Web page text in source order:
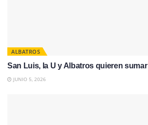
ALBATROS
San Luis, la U y Albatros quieren sumar
JUNIO 5, 2026